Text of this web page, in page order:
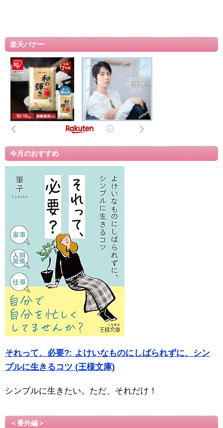
楽天バナー
今月のおすすめ
それって、必要?: よけいなものにしばられずに、シン
プルに生きるコツ (王様文庫)
シンプルに生きたい。ただ、それだけ！
＜番外編＞